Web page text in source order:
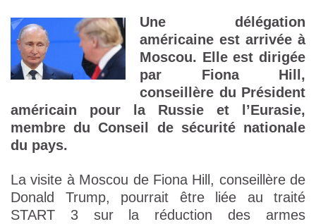
Une délégation
américaine est arrivée à
Moscou. Elle est dirigée
par Fiona Hill,
conseillère du Président
américain pour la Russie et l’Eurasie,
membre du Conseil de sécurité nationale
du pays.
La visite à Moscou de Fiona Hill, conseillère de
Donald Trump, pourrait être liée au traité
START 3 sur la réduction des armes